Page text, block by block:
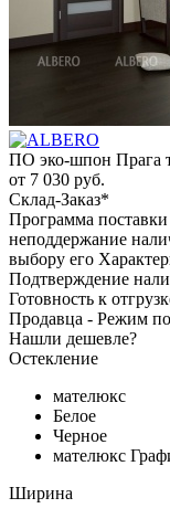
ПО эко-шпон Прага
от 7 030 руб.
Склад-Заказ*
Программа
неподдержание
выбору его
Подтверждение
Готовность к
Продавца - Режим
Нашли дешевле?
Остекление
мателюкс
Белое
Черное
мателюкс
Ширина